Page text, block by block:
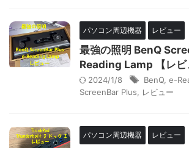
パソコン周辺機器 レビュー
最強の照明 BenQ
Reading Lamp 【レビ
2024/1/8 BenQ e-
ScreenBar Plus
レビュー
パソコン周辺機器 レビュー